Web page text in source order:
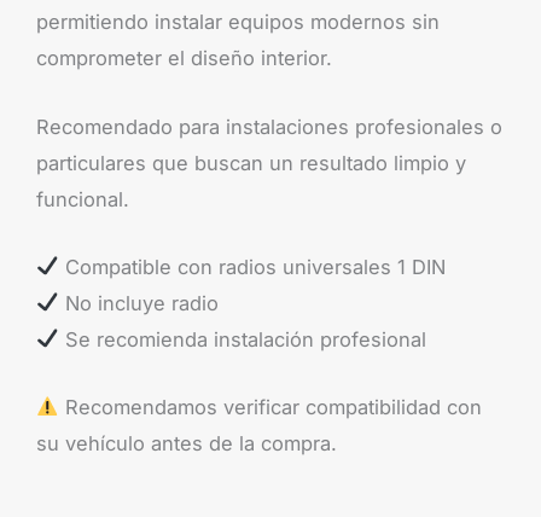
permitiendo instalar equipos modernos sin
comprometer el diseño interior.
Recomendado para instalaciones profesionales o
particulares que buscan un resultado limpio y
funcional.
Compatible con radios universales 1 DIN
No incluye radio
Se recomienda instalación profesional
Recomendamos verificar compatibilidad con
su vehículo antes de la compra.